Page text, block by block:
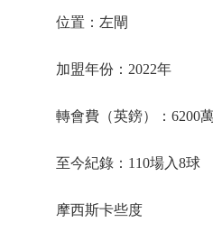
位置：左閘
加盟年份：2022年
轉會費（英鎊）：6200
至今紀錄：110場入8球
摩西斯卡些度